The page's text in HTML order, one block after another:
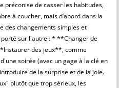
préconise de casser les habitudes,
à coucher, mais d’abord dans la
des changements simples et
sur l'autre : * **Changer de
des jeux**, comme
soirée (avec un gage à la clé en
de la surprise et de la joie.
plutôt que trop sérieux, les